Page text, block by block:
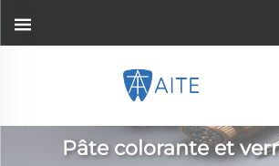
Pâte colorante et